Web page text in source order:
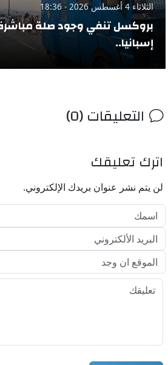
الثلاثاء 4 أغسطس 2026 - 18:36
بروكسل تنفي وجود صلة
إسبانيا..
التعليقات (0)
اترك تعليقك
لن يتم نشر عنوان بريدك الإلكتروني.